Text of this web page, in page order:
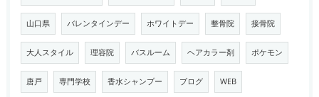
山口県 バレンタインデー ホワイトデー 整骨院 接骨院
大人スタイル 理容院 バスルーム ヘアカラー剤 ポケモン
唐戸 専門学校 香水シャンプー ブログ WEB